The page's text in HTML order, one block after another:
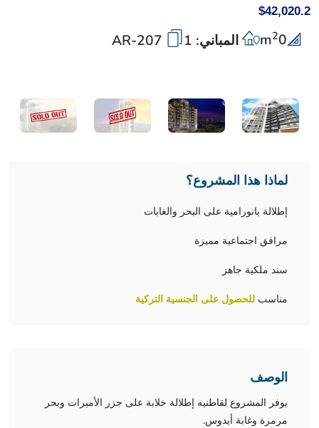
$42,020.2
0
m2 المباني: 1
لماذا هذا المشروع؟
إطلالة بانورامية على البحر والغابات
مرافق اجتماعية مميزة
سند ملكية جاهز
مناسب للحصول على الجنسية التركية
الوصف
يوفر المشروع لقاطنيه إطلالة خلابة على جزر الأميرات وبحر
مرمرة وغابة أيدوس.